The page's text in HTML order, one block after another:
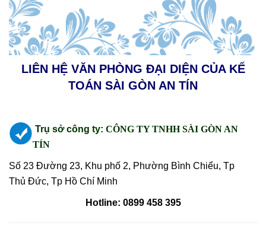
LIÊN HỆ VĂN PHÒNG ĐẠI DIỆN CỦA KẾ
TOÁN SÀI GÒN AN TÍN
Trụ sở công ty: CÔNG TY TNHH SÀI GÒN AN
TÍN
Số 23 Đường 23, Khu phố 2, Phường Bình Chiểu, Tp
Thủ Đức, Tp Hồ Chí Minh
Hotline: 0899 458 395